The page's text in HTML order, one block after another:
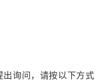
询问，请按以下方式